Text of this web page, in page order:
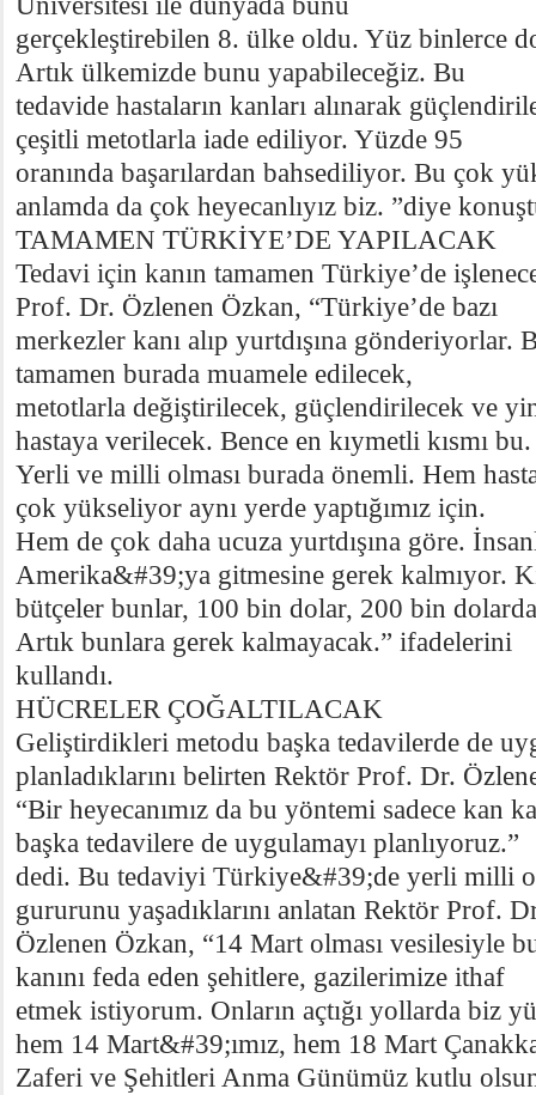
gerçekleştirebilen 8. ülke oldu. Yüz binlerce
Artık ülkemizde bunu yapabileceğiz. Bu
tedavide hastaların kanları alınarak
çeşitli metotlarla iade ediliyor. Yüzde 95
oranında başarılardan bahsediliyor. Bu çok
anlamda da çok heyecanlıyız biz. ”diye
TAMAMEN TÜRKİYE’DE YAPILACAK
Tedavi için kanın tamamen Türkiye’de
Prof. Dr. Özlenen Özkan, “Türkiye’de bazı
merkezler kanı alıp yurtdışına gönderiyorlar.
tamamen burada muamele edilecek,
metotlarla değiştirilecek, güçlendirilecek ve
hastaya verilecek. Bence en kıymetli kısmı bu.
Yerli ve milli olması burada önemli. Hem
çok yükseliyor aynı yerde yaptığımız için.
Hem de çok daha ucuza yurtdışına göre.
Amerika&#39;ya gitmesine gerek kalmıyor.
bütçeler bunlar, 100 bin dolar, 200 bin
Artık bunlara gerek kalmayacak.” ifadelerini
kullandı.
HÜCRELER ÇOĞALTILACAK
Geliştirdikleri metodu başka tedavilerde de
planladıklarını belirten Rektör Prof. Dr.
“Bir heyecanımız da bu yöntemi sadece kan
başka tedavilere de uygulamayı planlıyoruz.”
dedi. Bu tedaviyi Türkiye&#39;de yerli milli
gururunu yaşadıklarını anlatan Rektör Prof.
Özlenen Özkan, “14 Mart olması vesilesiyle
kanını feda eden şehitlere, gazilerimize ithaf
etmek istiyorum. Onların açtığı yollarda biz
hem 14 Mart&#39;ımız, hem 18 Mart
Zaferi ve Şehitleri Anma Günümüz kutlu